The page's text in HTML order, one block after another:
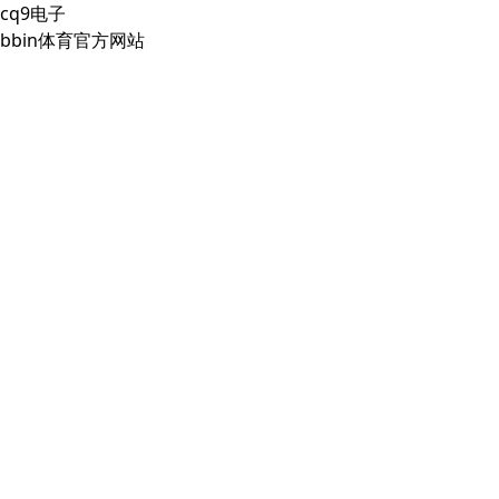
cq9电子
bbin体育官方网站